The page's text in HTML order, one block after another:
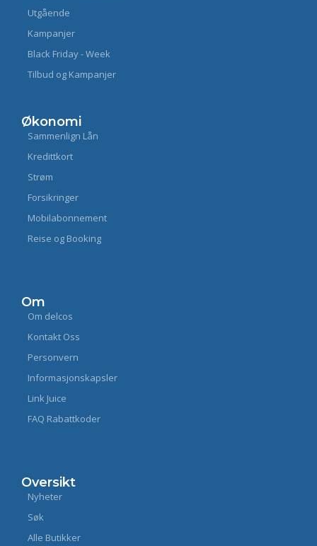
Utgående
Kampanjer
Black Friday - Week
Tilbud og Kampanjer
Økonomi
Sammenlign Lån
Kredittkort
Strøm
Forsikringer
Mobilabonnement
Reise og Booking
Om
Om delcos
Kontakt Oss
Personvern
Informasjonskapsler
Link Juice
FAQ Rabattkoder
Oversikt
Nyheter
Søk
Alle Butikker